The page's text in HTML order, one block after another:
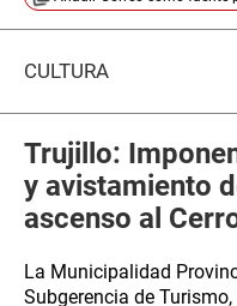
CULTURA
Trujillo:
y avistamiento
ascenso al
La Municipalidad
Subgerencia de